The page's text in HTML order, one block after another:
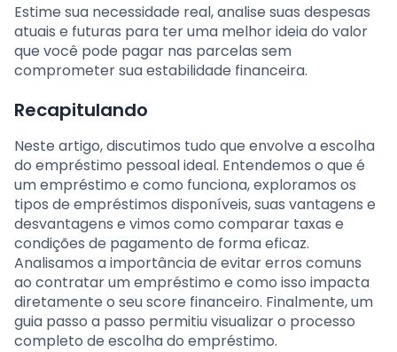
Estime sua necessidade real, analise suas despesas
atuais e futuras para ter uma melhor ideia do valor
que você pode pagar nas parcelas sem
comprometer sua estabilidade financeira.
Recapitulando
Neste artigo, discutimos tudo que envolve a escolha
do empréstimo pessoal ideal. Entendemos o que é
um empréstimo e como funciona, exploramos os
tipos de empréstimos disponíveis, suas vantagens e
desvantagens e vimos como comparar taxas e
condições de pagamento de forma eficaz.
Analisamos a importância de evitar erros comuns
ao contratar um empréstimo e como isso impacta
diretamente o seu score financeiro. Finalmente, um
guia passo a passo permitiu visualizar o processo
completo de escolha do empréstimo.